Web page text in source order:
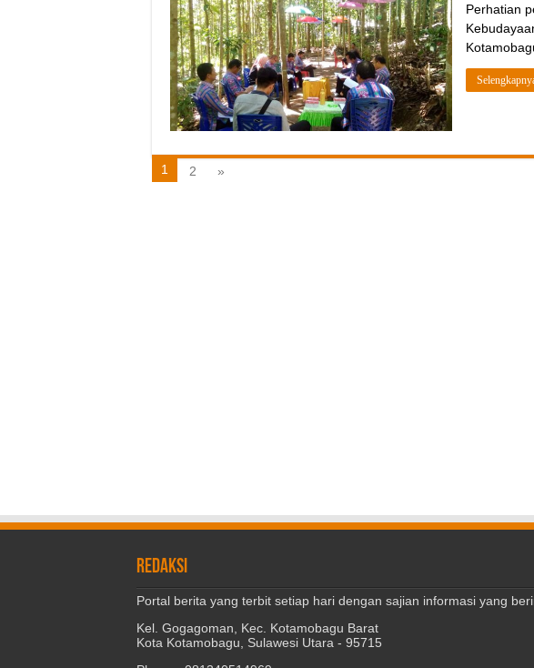
Perhatian
1 2 »
REDAKSI
Portal berita yang terbit setiap hari dengan sajian informasi yang
Kel. Gogagoman, Kec. Kotamobagu Barat
Kota Kotamobagu, Sulawesi Utara - 95715